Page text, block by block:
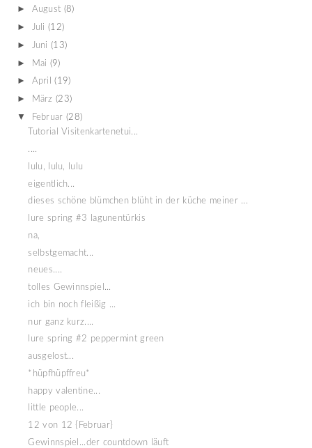
► August (8)
► Juli (12)
► Juni (13)
► Mai (9)
► April (19)
► März (23)
▼ Februar (28)
Tutorial Visitenkartenetui...
....
lulu, lulu, lulu
eigentlich...
dieses schöne blümchen blüht in der küche meiner ...
lure spring #3 lagunentürkis
na,
selbstgemacht...
neues....
tolles Gewinnspiel...
ich bin noch fleißig ...
nur ganz kurz....
lure spring #2 peppermint green
ausgelost...
*hüpfhüpffreu*
happy valentine...
little people...
12 von 12 {Februar}
Gewinnspiel...der countdown läuft